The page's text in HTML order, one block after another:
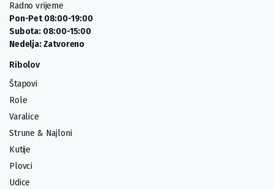
Radno vrijeme
Pon-Pet 08:00-19:00
Subota: 08:00-15:00
Nedelja: Zatvoreno
Ribolov
Štapovi
Role
Varalice
Strune & Najloni
Kutije
Plovci
Udice